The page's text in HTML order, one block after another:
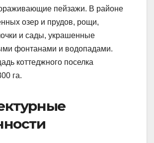
пейзажи. В районе
озер и прудов, рощи,
и сады, украшенные
фонтанами и водопадами.
коттеджного поселка
га.